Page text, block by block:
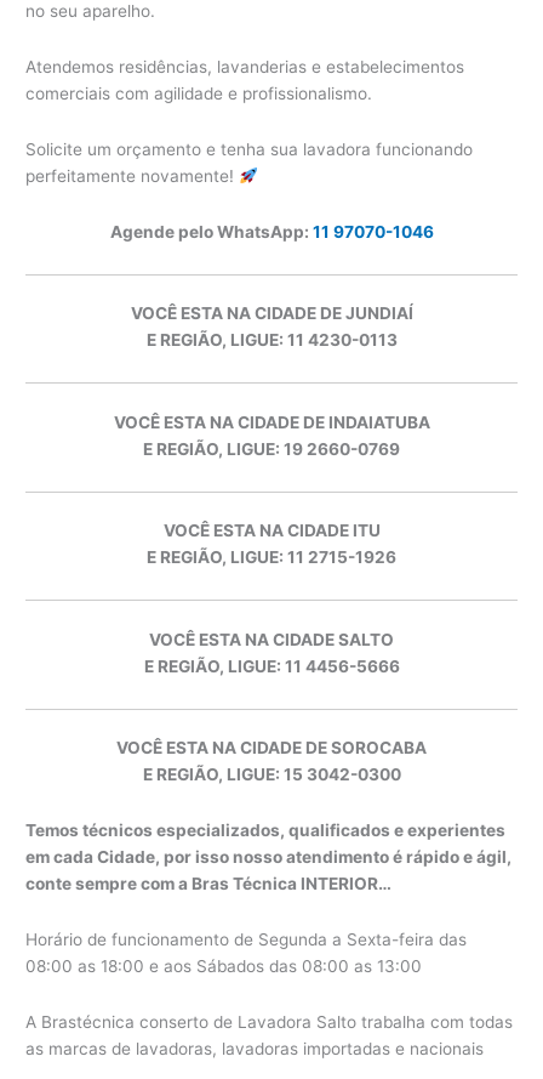
no seu aparelho.
Atendemos residências, lavanderias e estabelecimentos
comerciais com agilidade e profissionalismo.
Solicite um orçamento e tenha sua lavadora funcionando
perfeitamente novamente!
Agende pelo WhatsApp: 11 97070-1046
VOCÊ ESTA NA CIDADE DE JUNDIAÍ
E REGIÃO, LIGUE: 11 4230-0113
VOCÊ ESTA NA CIDADE DE INDAIATUBA
E REGIÃO, LIGUE: 19 2660-0769
VOCÊ ESTA NA CIDADE ITU
E REGIÃO, LIGUE: 11 2715-1926
VOCÊ ESTA NA CIDADE SALTO
E REGIÃO, LIGUE: 11 4456-5666
VOCÊ ESTA NA CIDADE DE SOROCABA
E REGIÃO, LIGUE: 15 3042-0300
Temos técnicos especializados, qualificados e experientes
em cada Cidade, por isso nosso atendimento é rápido e ágil,
conte sempre com a Bras Técnica INTERIOR…
Horário de funcionamento de Segunda a Sexta-feira das
08:00 as 18:00 e aos Sábados das 08:00 as 13:00
A Brastécnica conserto de Lavadora Salto trabalha com todas
as marcas de lavadoras, lavadoras importadas e nacionais